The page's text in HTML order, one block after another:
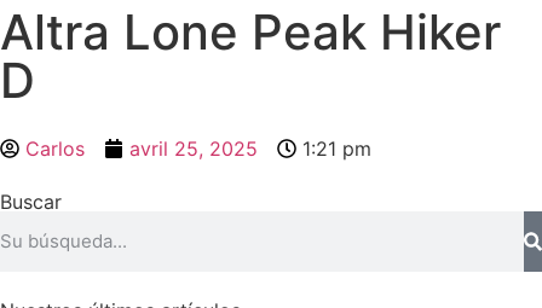
Altra Lone Peak Hiker
D
Carlos avril 25, 2025 1:21 pm
Buscar